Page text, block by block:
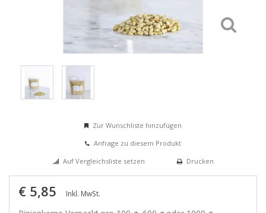
Zur Wunschliste hinzufügen
Anfrage zu diesem Produkt
Auf Vergleichsliste setzen
Drucken
€ 5,85 Inkl. MwSt.